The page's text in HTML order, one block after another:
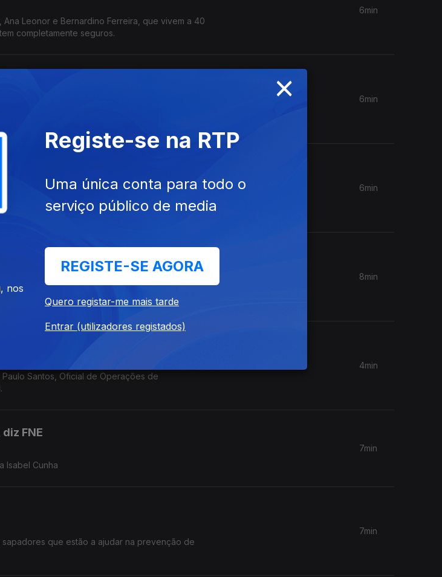
Leonor e Bernardino Ferreira, que vivem a 40
se sentem completamente seguros.
6min
6 meses depois
ficou destruída com a tempestade Kristin. Aos
de Horácio Antunes
6min
mãos
um mês no Museu Nacional dos Coches
6min
sobre alegadas interferências no setor da
jogador e comentador Antena1.
8min
Santos, Oficial de Operações de
4min
FNE
Isabel Cunha
7min
que estão a ajudar na prevenção de
7min
×
nos
Registe-se na RTP
Uma única conta para todo o
serviço público de media
REGISTE-SE AGORA
Quero registar-me mais tarde
Entrar (utilizadores registados)